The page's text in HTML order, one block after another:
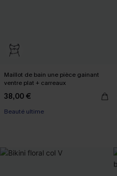
Maillot de bain une pièce gainant
ventre plat + carreaux
38,00 €
Beauté ultime